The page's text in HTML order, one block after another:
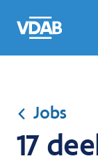
naar
een
een
job
naar
Jobs
17